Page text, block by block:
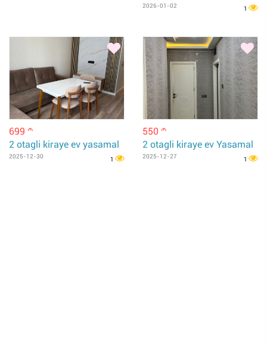
2026-01-02 1
699 m
2 otagli kiraye ev yasamal
2025-12-30 1
550 m
2 otagli kiraye ev Yasamal
2025-12-27 1